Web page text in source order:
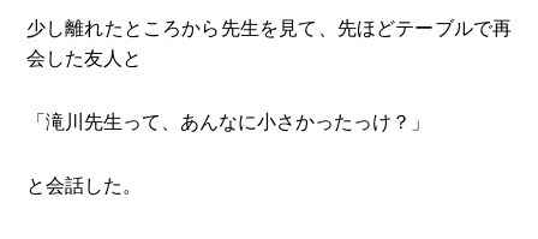
少し離れたところから先生を見て、先ほどテーブルで再
会した友人と
「滝川先生って、あんなに小さかったっけ？」
と会話した。